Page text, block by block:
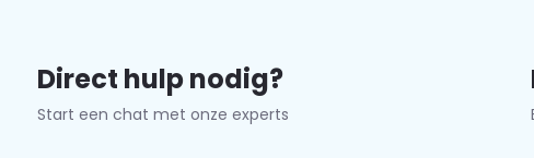
Direct hulp nodig?
Start een chat met onze experts